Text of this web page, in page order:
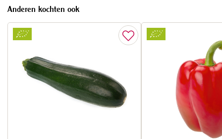
Anderen kochten ook